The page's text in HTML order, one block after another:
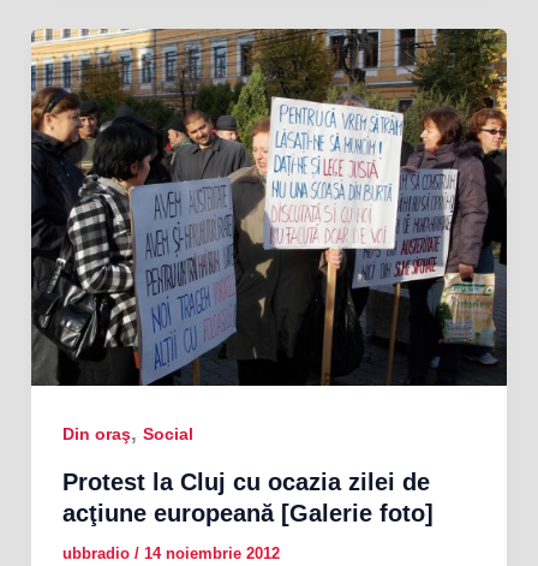
Din oraş, Social
Protest la Cluj cu ocazia zilei de
acţiune europeană [Galerie foto]
ubbradio / 14 noiembrie 2012